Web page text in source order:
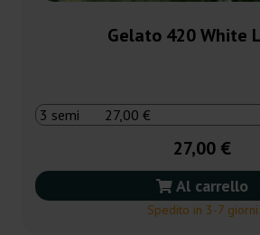
Gelato 420 White
27,00 €
Al carrello
Spedito in 3-7 giorni